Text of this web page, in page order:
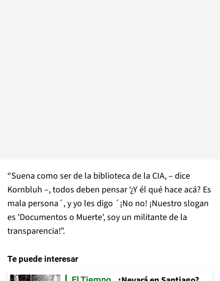
“Suena como ser de la biblioteca de la CIA, – dice
Kornbluh –, todos deben pensar ‘¿Y él qué hace acá? Es
mala persona´, y yo les digo ´¡No no! ¡Nuestro slogan
es 'Documentos o Muerte', soy un militante de la
transparencia!”.
Te puede interesar